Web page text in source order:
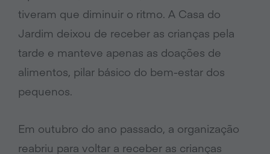
tiveram que diminuir o ritmo. A Casa do
Jardim deixou de receber as crianças pela
tarde e manteve apenas as doações de
alimentos, pilar básico do bem-estar dos
pequenos.
Em outubro do ano passado, a organização
reabriu para voltar a receber as crianças